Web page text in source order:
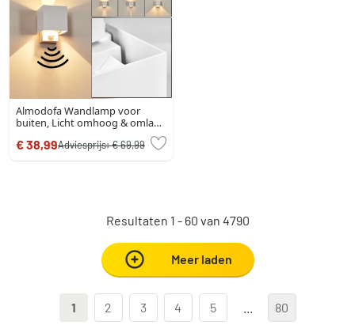
Almodofa Wandlamp voor
buiten, Licht omhoog & omlaag
Wit, 1-licht, Bewegingsmelder
€ 38,99Adviesprijs:€ 69,99
Resultaten 1 - 60 van 4790
Meer laden
1 2 3 4 5 80